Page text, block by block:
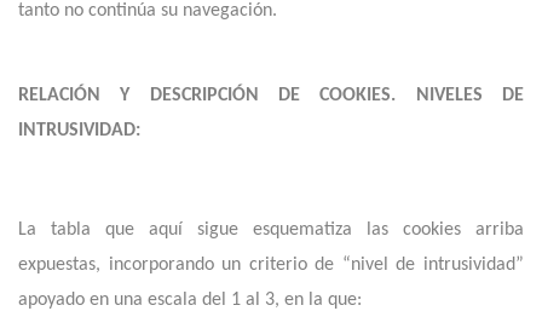
tanto no continúa su navegación.
RELACIÓN Y DESCRIPCIÓN DE COOKIES. NIVELES DE
INTRUSIVIDAD:
La tabla que aquí sigue esquematiza las cookies arriba
expuestas, incorporando un criterio de “nivel de intrusividad”
apoyado en una escala del 1 al 3, en la que: